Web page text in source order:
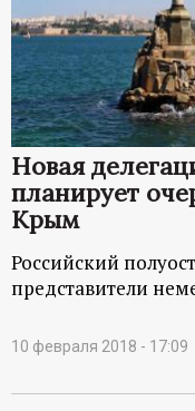
Новая
планирует
Крым
Российский
представители
10 февраля 2018 - 17:09